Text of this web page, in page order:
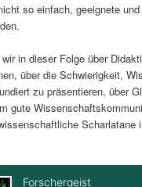
so einfach, geeignete
in dieser Folge über
über die Schwierigkeit,
zu präsentieren, über
gute
Scharlatane